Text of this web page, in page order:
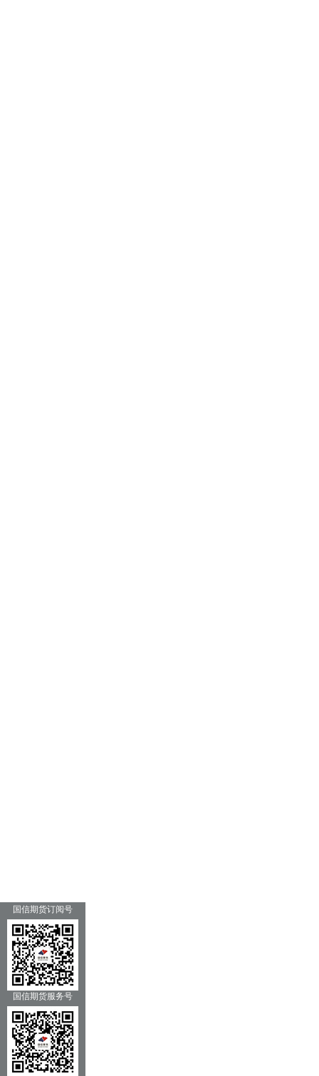
国信期货订阅号
国信期货服务号